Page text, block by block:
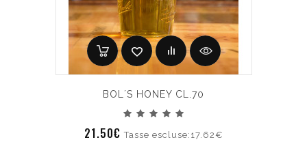
BOL´S HONEY CL.70
21.50€Tasse escluse:17.62€